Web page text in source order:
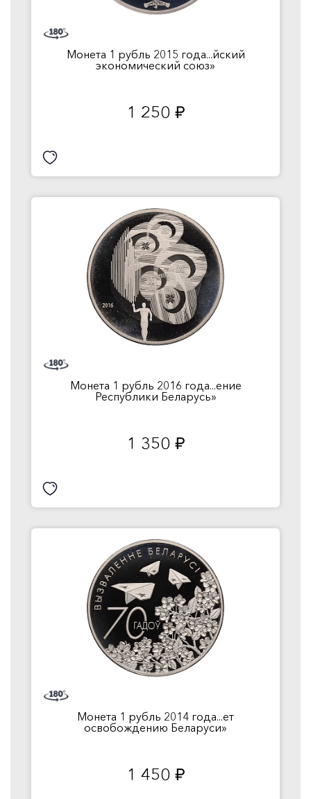
Монета 1 рубль 2015 года...йский
экономический союз»
1 250 руб.
Монета 1 рубль 2016 года...ение
Республики Беларусь»
1 350 руб.
Монета 1 рубль 2014 года...ет
освобождению Беларуси»
1 450 руб.